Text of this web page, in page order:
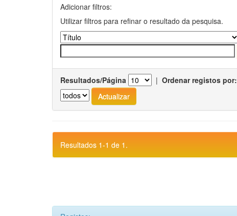
Adicionar filtros:
Utilizar filtros para refinar o resultado da pesquisa.
Resultados/Página | Ordenar registos por:
Resultados 1-1 de 1.